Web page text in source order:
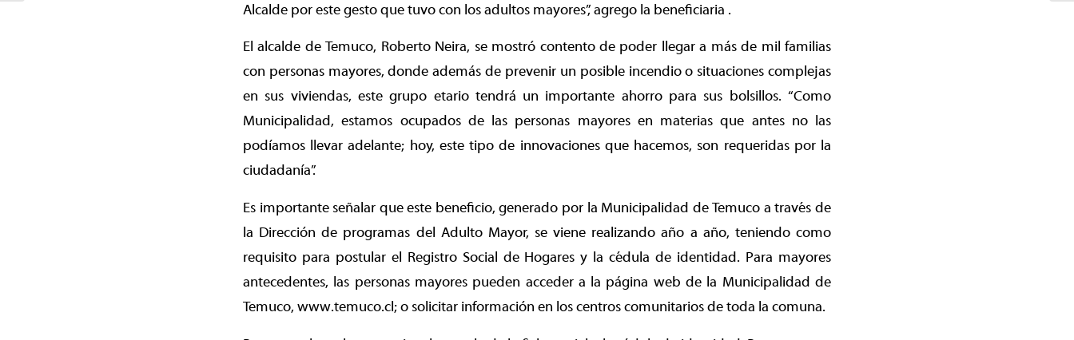
Alcalde por este gesto que tuvo con los adultos mayores”, agrego la beneficiaria .
El alcalde de Temuco, Roberto Neira, se mostró contento de poder llegar a más de mil familias
con personas mayores, donde además de prevenir un posible incendio o situaciones complejas
en sus viviendas, este grupo etario tendrá un importante ahorro para sus bolsillos. “Como
Municipalidad, estamos ocupados de las personas mayores en materias que antes no las
podíamos llevar adelante; hoy, este tipo de innovaciones que hacemos, son requeridas por la
ciudadanía”.
Es importante señalar que este beneficio, generado por la Municipalidad de Temuco a través de
la Dirección de programas del Adulto Mayor, se viene realizando año a año, teniendo como
requisito para postular el Registro Social de Hogares y la cédula de identidad. Para mayores
antecedentes, las personas mayores pueden acceder a la página web de la Municipalidad de
Temuco, www.temuco.cl; o solicitar información en los centros comunitarios de toda la comuna.